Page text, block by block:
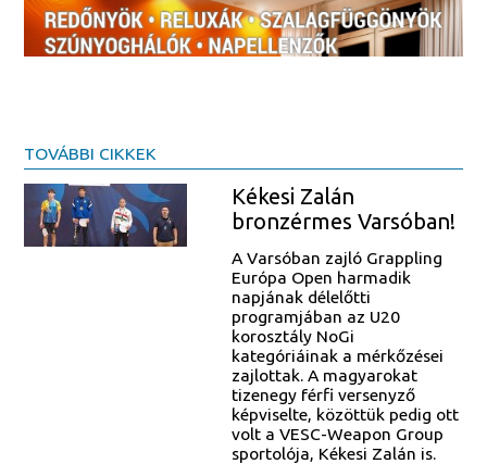
TOVÁBBI CIKKEK
Kékesi Zalán
bronzérmes Varsóban!
A Varsóban zajló Grappling
Európa Open harmadik
napjának délelőtti
programjában az U20
korosztály NoGi
kategóriáinak a mérkőzései
zajlottak. A magyarokat
tizenegy férfi versenyző
képviselte, közöttük pedig ott
volt a VESC-Weapon Group
sportolója, Kékesi Zalán is.